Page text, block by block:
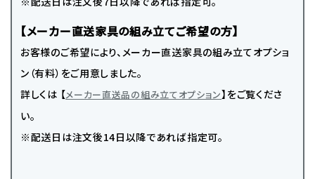
【メーカー直送家具の組み立てご希望の方】
お客様のご希望により、メーカー直送家具の組み立てオプショ
ン（有料）をご用意しました。
詳しくは 【メーカー直送品の組み立てオプション】をご覧くださ
い。
※配送日は注文後14日以降であれば指定可。